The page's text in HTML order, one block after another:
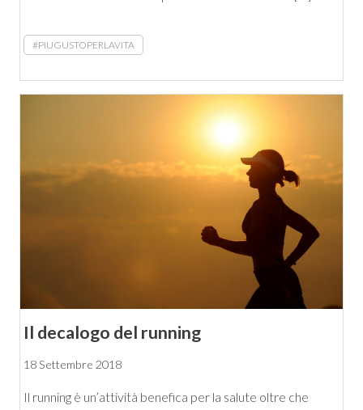
#PIUGUSTOPERLAVITA
Il decalogo del running
18 Settembre 2018
Il running è un’attività benefica per la salute oltre che